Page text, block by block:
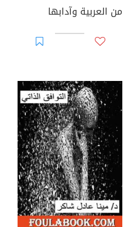
من العربية وآدابها